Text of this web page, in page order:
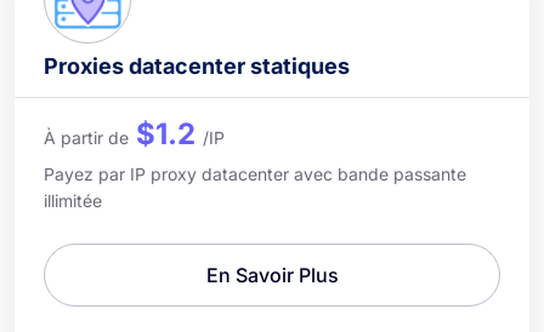
Proxies datacenter statiques
À partir de $1.2 /IP
Payez par IP proxy datacenter avec bande passante
illimitée
En Savoir Plus